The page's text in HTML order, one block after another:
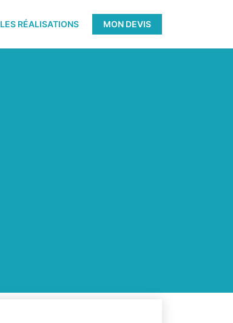
LES RÉALISATIONS MON DEVIS